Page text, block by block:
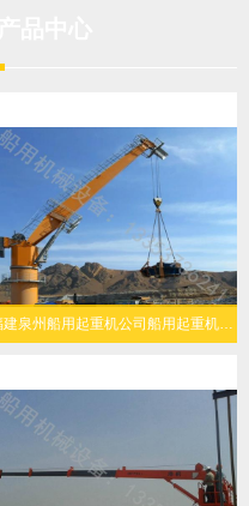
福建泉州船用起重机公司船用起重机复杂海况稳定作业